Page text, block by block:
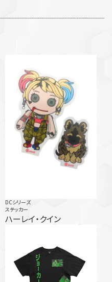
DCシリーズ
ステッカー
ハーレイ・クイン